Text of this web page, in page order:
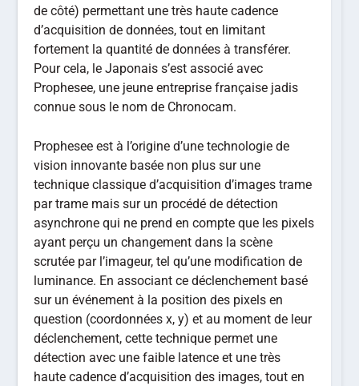
de côté) permettant une très haute cadence
d’acquisition de données, tout en limitant
fortement la quantité de données à transférer.
Pour cela, le Japonais s’est associé avec
Prophesee, une jeune entreprise française jadis
connue sous le nom de Chronocam.
Prophesee est à l’origine d’une technologie de
vision innovante basée non plus sur une
technique classique d’acquisition d’images trame
par trame mais sur un procédé de détection
asynchrone qui ne prend en compte que les pixels
ayant perçu un changement dans la scène
scrutée par l’imageur, tel qu’une modification de
luminance. En associant ce déclenchement basé
sur un événement à la position des pixels en
question (coordonnées x, y) et au moment de leur
déclenchement, cette technique permet une
détection avec une faible latence et une très
haute cadence d’acquisition des images, tout en